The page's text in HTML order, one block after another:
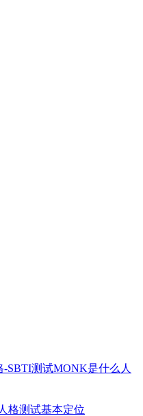
SBTI测试MONK是什么人
格测试基本定位